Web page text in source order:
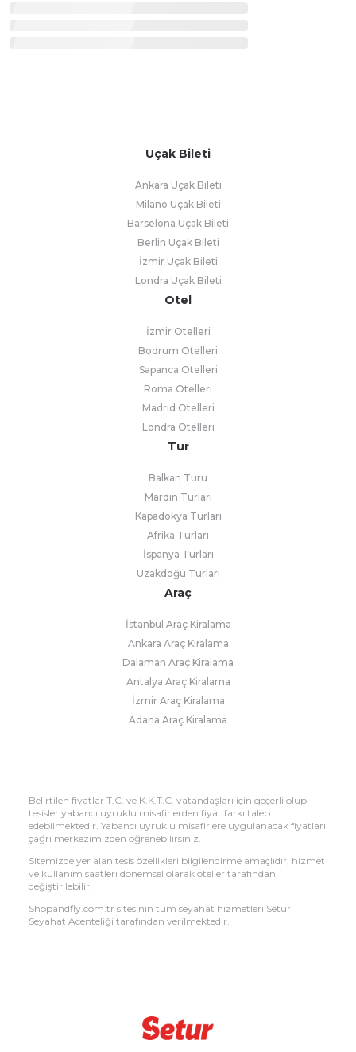
Uçak Bileti
Ankara Uçak Bileti
Milano Uçak Bileti
Barselona Uçak Bileti
Berlin Uçak Bileti
İzmir Uçak Bileti
Londra Uçak Bileti
Otel
İzmir Otelleri
Bodrum Otelleri
Sapanca Otelleri
Roma Otelleri
Madrid Otelleri
Londra Otelleri
Tur
Balkan Turu
Mardin Turları
Kapadokya Turları
Afrika Turları
İspanya Turları
Uzakdoğu Turları
Araç
İstanbul Araç Kiralama
Ankara Araç Kiralama
Dalaman Araç Kiralama
Antalya Araç Kiralama
İzmir Araç Kiralama
Adana Araç Kiralama
Belirtilen fiyatlar T.C. ve K.K.T.C. vatandaşları için geçerli olup
tesisler yabancı uyruklu misafirlerden fiyat farkı talep
edebilmektedir. Yabancı uyruklu misafirlere uygulanacak fiyatları
çağrı merkezimizden öğrenebilirsiniz.
Sitemizde yer alan tesis özellikleri bilgilendirme amaçlıdır, hizmet
ve kullanım saatleri dönemsel olarak oteller tarafından
değiştirilebilir.
Shopandfly.com.tr sitesinin tüm seyahat hizmetleri Setur
Seyahat Acenteliği tarafından verilmektedir.